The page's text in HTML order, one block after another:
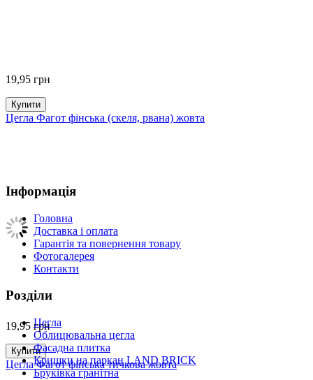
19,95 грн
Купити
Цегла Фагот фінська (скеля, рвана) жовта
19,95 грн
Купити
Цегла Фагот фінська тичкова жовта
Інформація
Головна
Доставка і оплата
Гарантія та повернення товару
Фотогалерея
Контакти
Розділи
Цегла
Облицювальна цегла
Фасадна плитка
Кришки на паркан LAND BRICK
Бруківка гранітна